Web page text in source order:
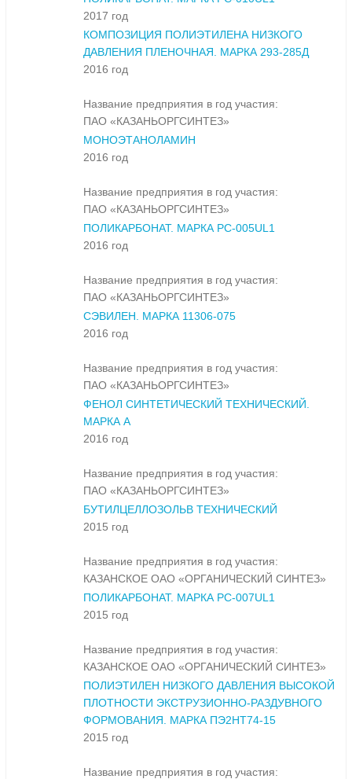
2017 год
КОМПОЗИЦИЯ ПОЛИЭТИЛЕНА НИЗКОГО
ДАВЛЕНИЯ ПЛЕНОЧНАЯ. МАРКА 293-285Д
2016 год
Название предприятия в год участия:
ПАО «КАЗАНЬОРГСИНТЕЗ»
МОНОЭТАНОЛАМИН
2016 год
Название предприятия в год участия:
ПАО «КАЗАНЬОРГСИНТЕЗ»
ПОЛИКАРБОНАТ. МАРКА PC-005UL1
2016 год
Название предприятия в год участия:
ПАО «КАЗАНЬОРГСИНТЕЗ»
СЭВИЛЕН. МАРКА 11306-075
2016 год
Название предприятия в год участия:
ПАО «КАЗАНЬОРГСИНТЕЗ»
ФЕНОЛ СИНТЕТИЧЕСКИЙ ТЕХНИЧЕСКИЙ.
МАРКА А
2016 год
Название предприятия в год участия:
ПАО «КАЗАНЬОРГСИНТЕЗ»
БУТИЛЦЕЛЛОЗОЛЬВ ТЕХНИЧЕСКИЙ
2015 год
Название предприятия в год участия:
КАЗАНСКОЕ ОАО «ОРГАНИЧЕСКИЙ СИНТЕЗ»
ПОЛИКАРБОНАТ. МАРКА PC-007UL1
2015 год
Название предприятия в год участия:
КАЗАНСКОЕ ОАО «ОРГАНИЧЕСКИЙ СИНТЕЗ»
ПОЛИЭТИЛЕН НИЗКОГО ДАВЛЕНИЯ ВЫСОКОЙ
ПЛОТНОСТИ ЭКСТРУЗИОННО-РАЗДУВНОГО
ФОРМОВАНИЯ. МАРКА ПЭ2НТ74-15
2015 год
Название предприятия в год участия: